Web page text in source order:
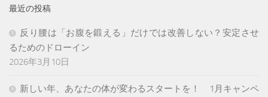
最近の投稿
反り腰は「お腹を鍛える」だけでは改善しない？安定させ
るためのドローイン
2026年3月10日
新しい年、あなたの体が変わるスタートを！ 1月キャンペ